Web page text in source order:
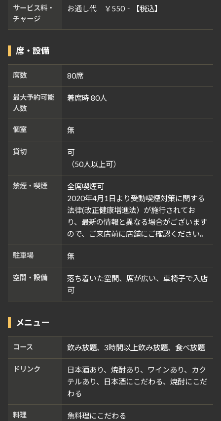
サービス料・
チャージ
お通し代 ￥550‐【税込】
席・設備
席数 80席
最大予約可能
人数
着席時 80人
個室 無
貸切
可
（50人以上可）
禁煙・喫煙
全席喫煙可
2020年4月1日より受動喫煙対策に関する
法律(改正健康増進法）が施行されてお
り、最新の情報と異なる場合がございます
ので、ご来店前に店舗にご確認ください。
駐車場 無
空間・設備
落ち着いた空間、席が広い、車椅子で入店
可
メニュー
コース 飲み放題、3時間以上飲み放題、食べ放題
ドリンク
日本酒あり、焼酎あり、ワインあり、カク
テルあり、日本酒にこだわる、焼酎にこだ
わる
料理 魚料理にこだわる